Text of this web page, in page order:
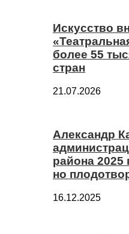
Искусство
более 55
стран
21.07.2026
Александр
района
но
16.12.2025